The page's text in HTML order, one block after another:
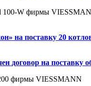
100-W фирмы
на поставку 20
договор на
фирмы VIESSMANN